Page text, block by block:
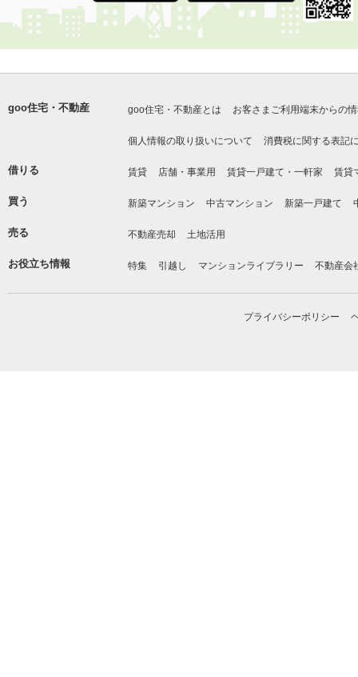
goo住宅・不動産 goo住宅・不動産とは お客さまご利用端末からの
個人情報の取り扱いについて 消費税に関する表記
借りる 賃貸 店舗・事業用 賃貸一戸建て・一軒家 賃貸
買う 新築マンション 中古マンション 新築一戸建て
売る 不動産売却 土地活用
お役立ち情報 特集 引越し マンションライブラリー 不動産会
プライバシーポリシー